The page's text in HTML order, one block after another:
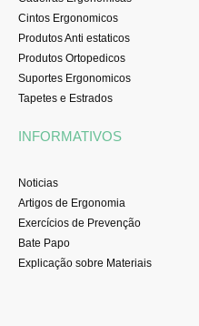
Cintos Ergonomicos
Produtos Anti estaticos
Produtos Ortopedicos
Suportes Ergonomicos
Tapetes e Estrados
INFORMATIVOS
Noticias
Artigos de Ergonomia
Exercícios de Prevenção
Bate Papo
Explicação sobre Materiais